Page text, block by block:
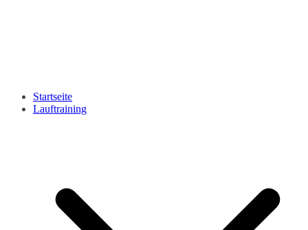
Startseite
Lauftraining